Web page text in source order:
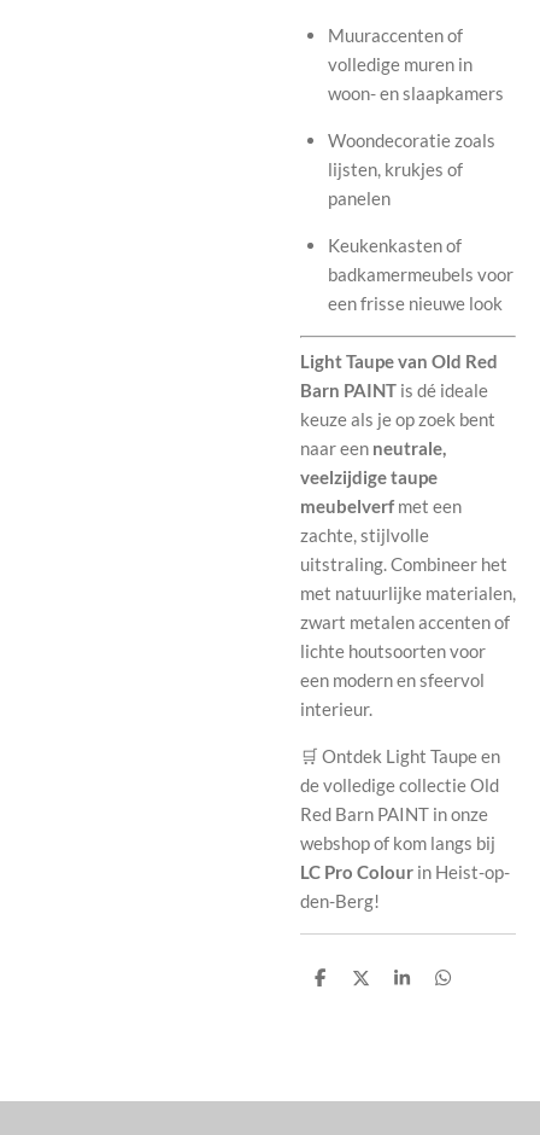
Muuraccenten of
volledige muren in
woon- en slaapkamers
Woondecoratie zoals
lijsten, krukjes of
panelen
Keukenkasten of
badkamermeubels voor
een frisse nieuwe look
Light Taupe van Old Red
Barn PAINT is dé ideale
keuze als je op zoek bent
naar een neutrale,
veelzijdige taupe
meubelverf met een
zachte, stijlvolle
uitstraling. Combineer het
met natuurlijke materialen,
zwart metalen accenten of
lichte houtsoorten voor
een modern en sfeervol
interieur.
🛒 Ontdek Light Taupe en
de volledige collectie Old
Red Barn PAINT in onze
webshop of kom langs bij
LC Pro Colour in Heist-op-
den-Berg!
D
D
S
D